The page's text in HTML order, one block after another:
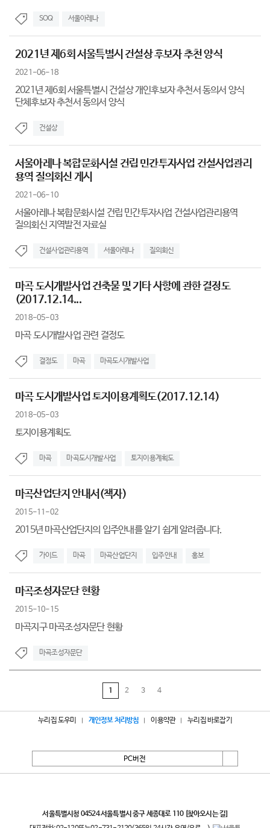
SOQ 서울아레나
2021년 제6회 서울특별시 건설상 후보자 추천 양식
2021-06-18
2021년 제6회 서울특별시 건설상 개인후보자 추천서 동의서 양식
단체후보자 추천서 동의서 양식
건설상
서울아레나 복합문화시설 건립 민간투자사업 건설사업관리
용역 질의회신 게시
2021-06-10
서울아레나 복합문화시설 건립 민간투자사업 건설사업관리용역
질의회신 지역발전 자료실
건설사업관리용역 서울아레나 질의회신
마곡 도시개발사업 건축물 및 기타 사항에 관한 결정도
(2017.12.14...
2018-05-03
마곡 도시개발사업 관련 결정도
결정도 마곡 마곡도시개발사업
마곡 도시개발사업 토지이용계획도(2017.12.14)
2018-05-03
토지이용계획도
마곡 마곡도시개발사업 토지이용계획도
마곡산업단지 안내서(책자)
2015-11-02
2015년 마곡산업단지의 입주안내를 알기 쉽게 알려줍니다.
가이드 마곡 마곡산업단지 입주안내 홍보
마곡조성자문단 현황
2015-10-15
마곡지구 마곡조성자문단 현황
마곡조성자문단
1 2 3 4
누리집 도우미 개인정보 처리방침 이용약관 누리집 바로잡기
PC버전
서울특별시청 04524 서울특별시 중구 세종대로 110 [찾아오시는 길]